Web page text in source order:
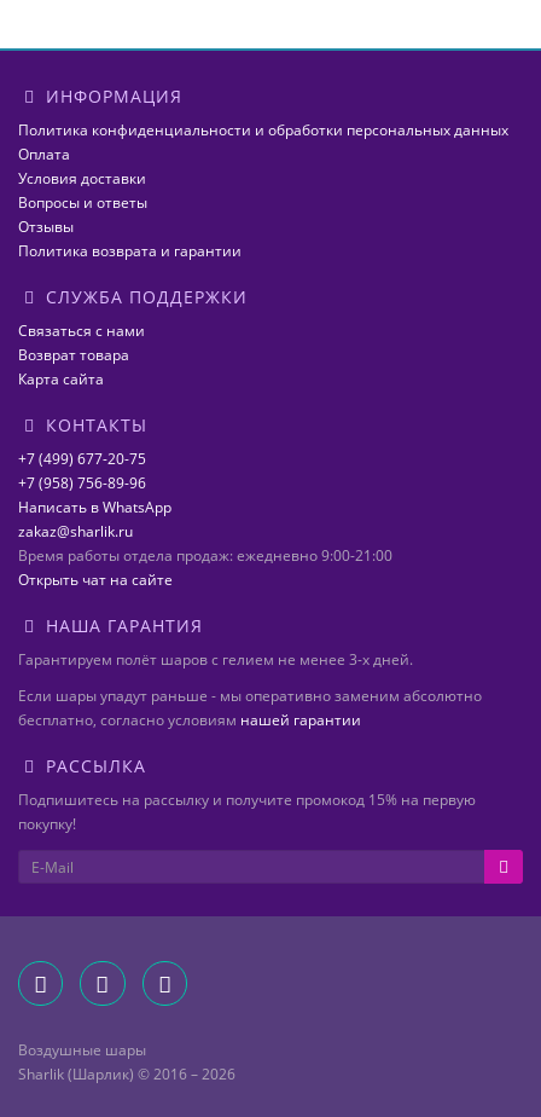
ИНФОРМАЦИЯ
Политика конфиденциальности и обработки персональных данных
Оплата
Условия доставки
Вопросы и ответы
Отзывы
Политика возврата и гарантии
СЛУЖБА ПОДДЕРЖКИ
Связаться с нами
Возврат товара
Карта сайта
КОНТАКТЫ
+7 (499) 677-20-75
+7 (958) 756-89-96
Написать в WhatsApp
zakaz@sharlik.ru
Время работы отдела продаж: ежедневно 9:00-21:00
Открыть чат на сайте
НАША ГАРАНТИЯ
Гарантируем полёт шаров с гелием не менее 3-х дней.
Если шары упадут раньше - мы оперативно заменим абсолютно
бесплатно, согласно условиям нашей гарантии
РАССЫЛКА
Подпишитесь на рассылку и получите промокод 15% на первую
покупку!
Воздушные шары
Sharlik (Шарлик) © 2016 – 2026